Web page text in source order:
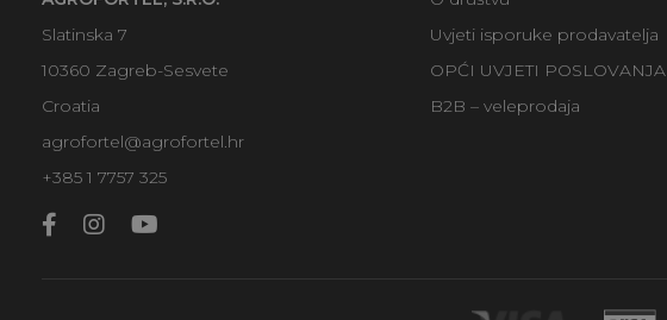
Slatinska 7
10360 Zagreb-Sesvete
Croatia
agrofortel@agrofortel.hr
+385 1 7757 325
Uvjeti isporuke prodavatelja
OPĆI UVJETI POSLOVANJA
B2B – veleprodaja